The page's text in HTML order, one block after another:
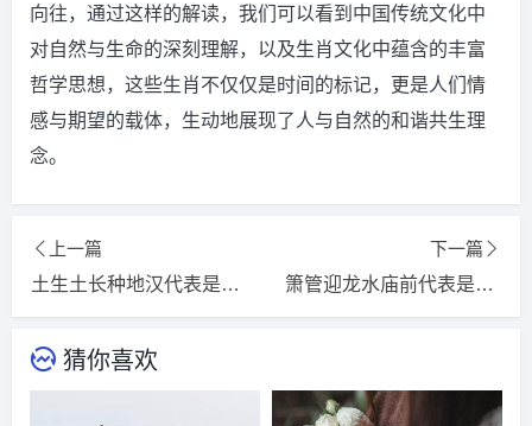
向往，通过这样的解读，我们可以看到中国传统文化中
对自然与生命的深刻理解，以及生肖文化中蕴含的丰富
哲学思想，这些生肖不仅仅是时间的标记，更是人们情
感与期望的载体，生动地展现了人与自然的和谐共生理
念。
上一篇
土生土长种地汉代表是什么生肖，精选词语揭晓释义
下一篇
箫管迎龙水庙前代表是什么生肖，精选词语揭晓释义
猜你喜欢